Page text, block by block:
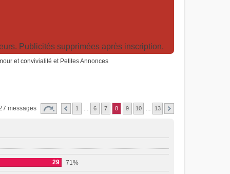
Publicités supprimées après inscription.
et convivialité et Petites Annonces
messages 1 6 7 8 9 10 13
29 71%